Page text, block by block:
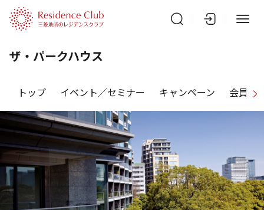
ザ・パークハウス
トップ イベント／セミナー キャンペーン 会員特